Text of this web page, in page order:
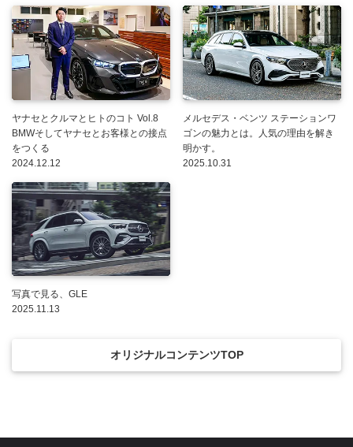
ヤナセとクルマとヒトのコト Vol.8
BMWそしてヤナセとお客様との接点
をつくる
2024.12.12
メルセデス・ベンツ ステーションワ
ゴンの魅力とは。人気の理由を解き
明かす。
2025.10.31
写真で見る、GLE
2025.11.13
オリジナルコンテンツTOP